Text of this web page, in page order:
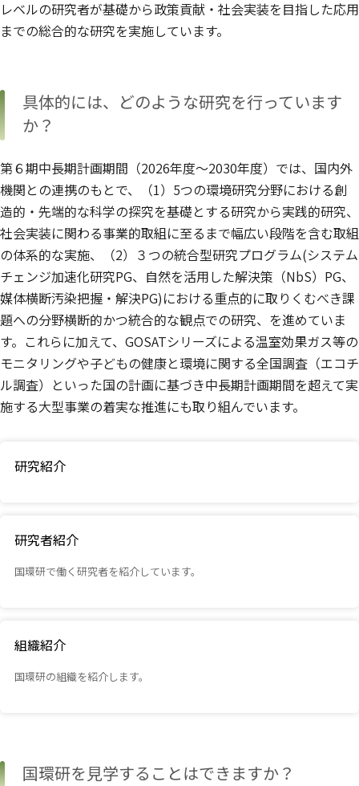
レベルの研究者が基礎から政策貢献・社会実装を目指した応用
までの総合的な研究を実施しています。
具体的には、どのような研究を行っています
か？
第６期中長期計画期間（2026年度〜2030年度）では、国内外
機関との連携のもとで、（1）5つの環境研究分野における創
造的・先端的な科学の探究を基礎とする研究から実践的研究、
社会実装に関わる事業的取組に至るまで幅広い段階を含む取組
の体系的な実施、（2）３つの統合型研究プログラム(システム
チェンジ加速化研究PG、自然を活用した解決策（NbS）PG、
媒体横断汚染把握・解決PG)における重点的に取りくむべき課
題への分野横断的かつ統合的な観点での研究、を進めていま
す。これらに加えて、GOSATシリーズによる温室効果ガス等の
モニタリングや子どもの健康と環境に関する全国調査（エコチ
ル調査）といった国の計画に基づき中長期計画期間を超えて実
施する大型事業の着実な推進にも取り組んでいます。
研究紹介
研究者紹介
国環研で働く研究者を紹介しています。
組織紹介
国環研の組織を紹介します。
国環研を見学することはできますか？